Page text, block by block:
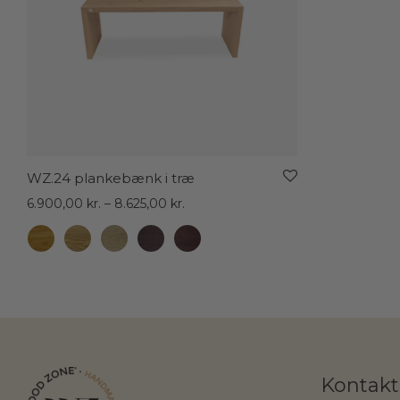
WZ.24 plankebænk i træ
6.900,00 kr. – 8.625,00 kr.
6.900,00 kr.
Kontakt